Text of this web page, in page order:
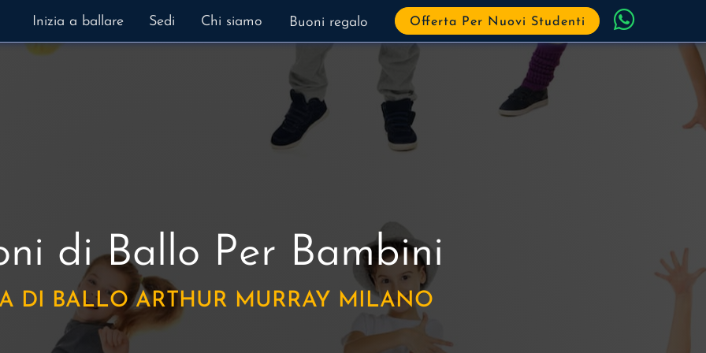
Inizia a ballare Sedi Chi siamo Buoni regalo Offerta Per Nuovi Studenti
di Ballo Per Bambini
DI BALLO ARTHUR MURRAY MILANO